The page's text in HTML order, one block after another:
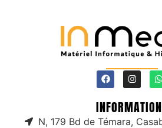
N, 179 Bd de Témara,